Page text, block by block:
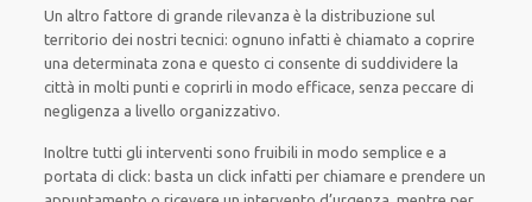
Un altro fattore di grande rilevanza è la distribuzione sul
territorio dei nostri tecnici: ognuno infatti è chiamato a coprire
una determinata zona e questo ci consente di suddividere la
città in molti punti e coprirli in modo efficace, senza peccare di
negligenza a livello organizzativo.
Inoltre tutti gli interventi sono fruibili in modo semplice e a
portata di click: basta un click infatti per chiamare e prendere un